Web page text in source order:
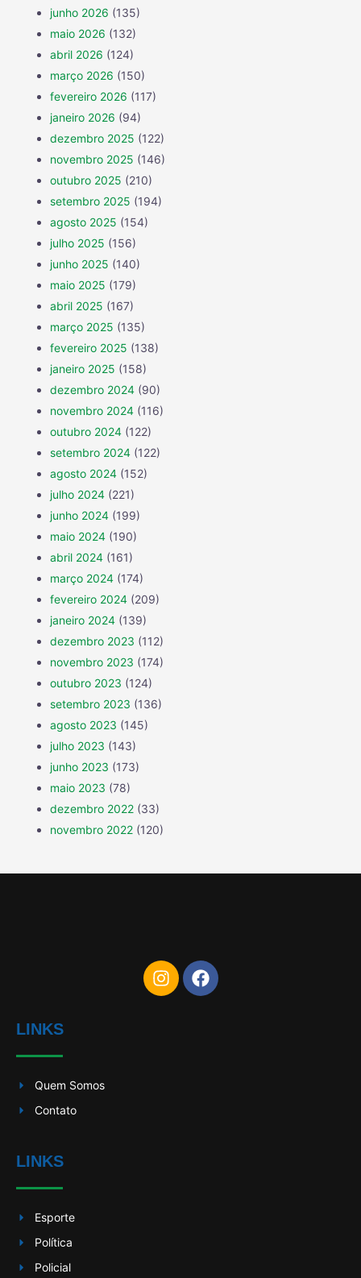
junho 2026 (135)
maio 2026 (132)
abril 2026 (124)
março 2026 (150)
fevereiro 2026 (117)
janeiro 2026 (94)
dezembro 2025 (122)
novembro 2025 (146)
outubro 2025 (210)
setembro 2025 (194)
agosto 2025 (154)
julho 2025 (156)
junho 2025 (140)
maio 2025 (179)
abril 2025 (167)
março 2025 (135)
fevereiro 2025 (138)
janeiro 2025 (158)
dezembro 2024 (90)
novembro 2024 (116)
outubro 2024 (122)
setembro 2024 (122)
agosto 2024 (152)
julho 2024 (221)
junho 2024 (199)
maio 2024 (190)
abril 2024 (161)
março 2024 (174)
fevereiro 2024 (209)
janeiro 2024 (139)
dezembro 2023 (112)
novembro 2023 (174)
outubro 2023 (124)
setembro 2023 (136)
agosto 2023 (145)
julho 2023 (143)
junho 2023 (173)
maio 2023 (78)
dezembro 2022 (33)
novembro 2022 (120)
LINKS
Quem Somos
Contato
LINKS
Esporte
Política
Policial